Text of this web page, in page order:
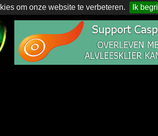
om onze website te verbeteren. Ik